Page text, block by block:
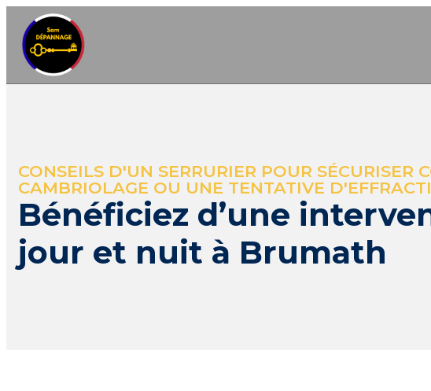
CONSEILS D'UN SERRURIER POUR
CAMBRIOLAGE OU UNE TENTATIVE
Bénéficiez d’une
jour et nuit à Brumath